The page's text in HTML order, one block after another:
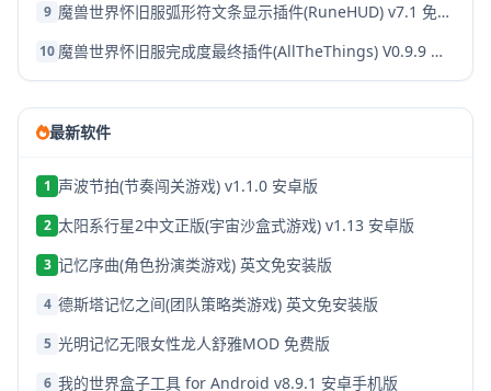
9 魔兽世界怀旧服弧形符文条显示插件(RuneHUD) v7.1 免费版
10 魔兽世界怀旧服完成度最终插件(AllTheThings) V0.9.9 支持tbc 免费版
最新软件
1 声波节拍(节奏闯关游戏) v1.1.0 安卓版
2 太阳系行星2中文正版(宇宙沙盒式游戏) v1.13 安卓版
3 记忆序曲(角色扮演类游戏) 英文免安装版
4 德斯塔记忆之间(团队策略类游戏) 英文免安装版
5 光明记忆无限女性龙人舒雅MOD 免费版
6 我的世界盒子工具 for Android v8.9.1 安卓手机版